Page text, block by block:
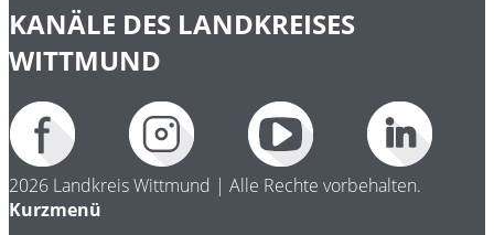
KANÄLE DES LANDKREISES
WITTMUND
2026 Landkreis Wittmund | Alle Rechte vorbehalten.
Kurzmenü